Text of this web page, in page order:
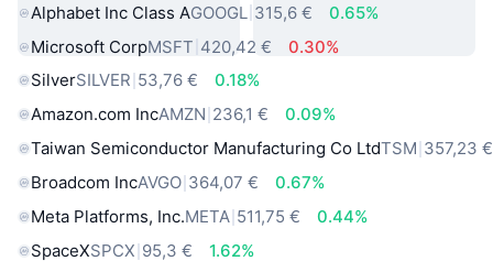
Alphabet Inc Class AGOOGL 315,6 €
0.65%
Microsoft CorpMSFT 420,42 €
0.30%
SilverSILVER 53,76 €
0.18%
Amazon.com IncAMZN 236,1 €
0.09%
Taiwan Semiconductor Manufacturing Co LtdTSM 357,23 €
Broadcom IncAVGO 364,07 €
0.67%
Meta Platforms, Inc.META 511,75 €
0.44%
SpaceXSPCX 95,3 €
1.62%